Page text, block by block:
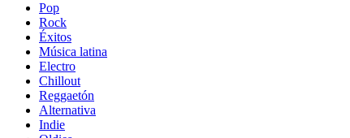
Pop
Rock
Éxitos
Música latina
Electro
Chillout
Reggaetón
Alternativa
Indie